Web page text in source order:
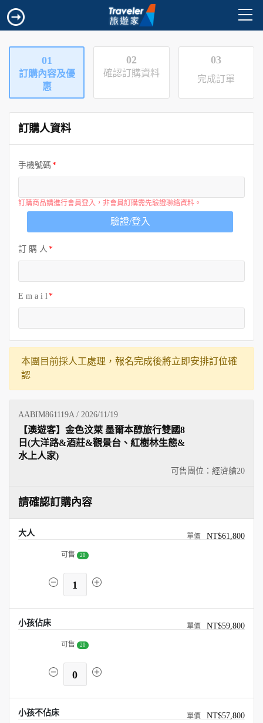
01
訂購內容及優
惠
02
確認訂購資料
03
完成訂單
訂購人資料
手機號碼
訂購商品請進行會員登入，非會員訂購需先驗證聯絡資料。
驗證/登入
訂 購 人
E m a i l
本團目前採人工處理，報名完成後將立即安排訂位確
認
AABIM861119A / 2026/11/19
可售團位：經濟艙20
【澳遊客】金色汶萊 墨爾本醇旅行雙國8
日(大洋路&酒莊&觀景台、紅樹林生態&
水上人家)
請確認訂購內容
大人 NT$61,800
可售 20
1
小孩佔床 NT$59,800
可售 20
0
小孩不佔床 NT$57,800